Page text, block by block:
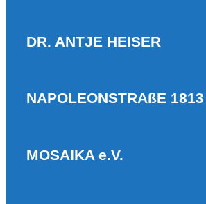
DR. ANTJE HEISER
NAPOLEONSTRAßE 1813
MOSAIKA e.V.